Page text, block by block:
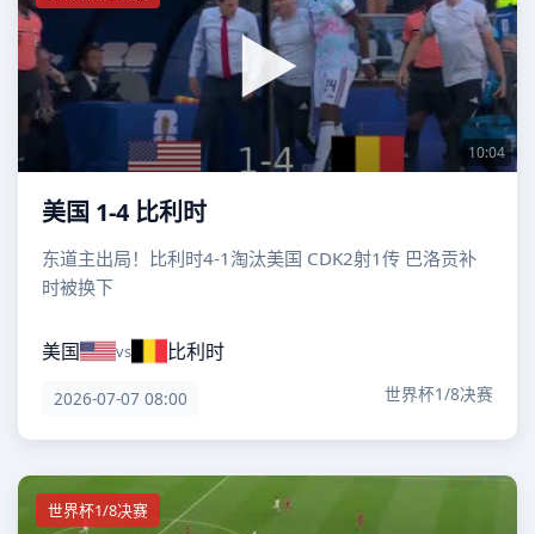
10:04
美国 1-4 比利时
东道主出局！比利时4-1淘汰美国 CDK2射1传 巴洛贡补
时被换下
美国 vs 比利时
2026-07-07 08:00 世界杯1/8决赛
世界杯1/8决赛